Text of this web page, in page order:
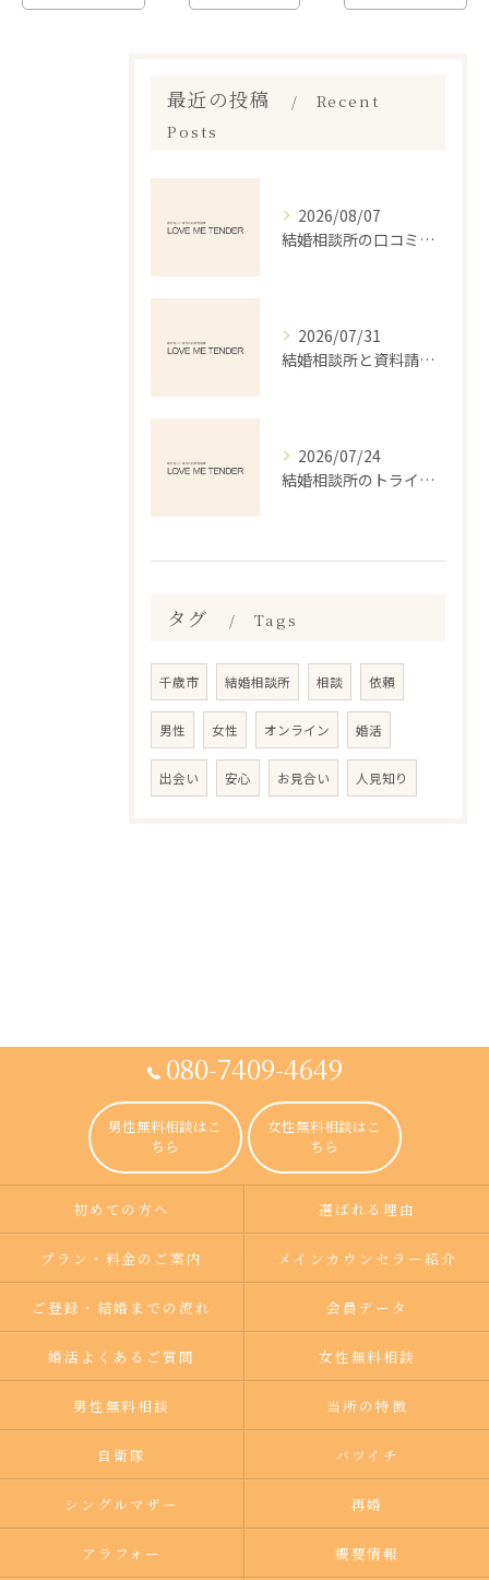
最近の投稿
Recent
Posts
2026/08/07
結婚相談所の口コミランキングで本当に失敗しない選び方を徹底解説
2026/07/31
結婚相談所と資料請求で北海道千歳市勇舞の婚活を安心して始めるポイント
2026/07/24
結婚相談所のトライアルで安心婚活を始める体験と失敗しない選び方ガイド
タグ Tags
千歳市 結婚相談所 相談 依頼
男性 女性 オンライン 婚活
出会い 安心 お見合い 人見知り
080-7409-4649
男性無料相談はこ
ちら
女性無料相談はこ
ちら
初めての方へ 選ばれる理由
プラン・料金のご案内 メインカウンセラー紹介
ご登録・結婚までの流れ 会員データ
婚活よくあるご質問 女性無料相談
男性無料相談 当所の特徴
自衛隊 バツイチ
シングルマザー 再婚
アラフォー 概要情報